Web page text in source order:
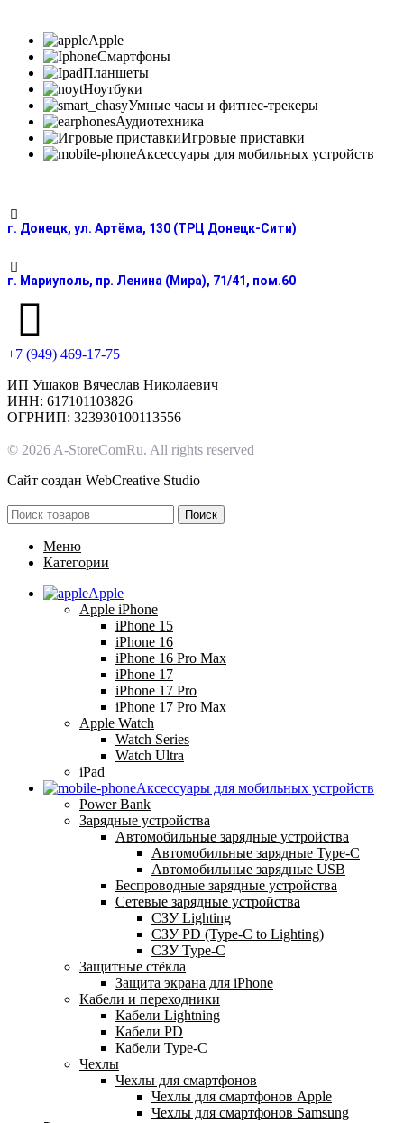
Apple
Смартфоны
Планшеты
Ноутбуки
Умные часы и фитнес-трекеры
Аудиотехника
Игровые приставки
Аксессуары для мобильных устройств
г. Донецк, ул. Артёма, 130 (ТРЦ Донецк-Сити)
г. Мариуполь, пр. Ленина (Мира), 71/41, пом.60
+7 (949) 469-17-75
ИП Ушаков Вячеслав Николаевич
ИНН: 617101103826
ОГРНИП: 323930100113556
© 2026 A-StoreComRu. All rights reserved
Сайт создан WebCreative Studio
Поиск
Меню
Категории
Apple
Apple iPhone
iPhone 15
iPhone 16
iPhone 16 Pro Max
iPhone 17
iPhone 17 Pro
iPhone 17 Pro Max
Apple Watch
Watch Series
Watch Ultra
iPad
Аксессуары для мобильных устройств
Power Bank
Зарядные устройства
Автомобильные зарядные устройства
Автомобильные зарядные Type-C
Автомобильные зарядные USB
Беспроводные зарядные устройства
Сетевые зарядные устройства
СЗУ Lighting
СЗУ PD (Type-C to Lighting)
СЗУ Type-C
Защитные стёкла
Защита экрана для iPhone
Кабели и переходники
Кабели Lightning
Кабели PD
Кабели Type-C
Чехлы
Чехлы для смартфонов
Чехлы для смартфонов Apple
Чехлы для смартфонов Samsung